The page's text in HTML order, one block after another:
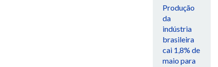
Produção
da
indústria
brasileira
cai 1,8% de
maio para